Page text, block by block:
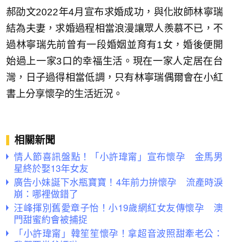
郝劭文2022年4月宣布求婚成功，與化妝師林寧瑞
結為夫妻，求婚過程相當浪漫讓眾人羨慕不已，不
過林寧瑞先前曾有一段婚姻並育有1女，婚後便開
始過上一家3口的幸福生活。現在一家人定居在台
灣，日子過得相當低調，只有林寧瑞偶爾會在小紅
書上分享懷孕的生活近況。
相關新聞
情人節喜訊盤點！「小許瑋甯」宣布懷孕 金馬男
星終於娶13年女友
廣告小妹誕下水瓶寶寶！4年前力拚懷孕 流產時淚
崩：哪裡做錯了
汪峰揮別舊愛章子怡！小19歲網紅女友傳懷孕 澳
門甜蜜約會被捕捉
「小許瑋甯」韓笙笙懷孕！拿超音波照甜牽老公：